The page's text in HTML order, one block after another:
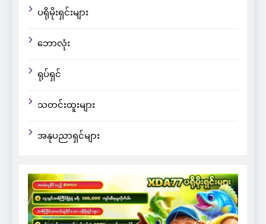
ပရိုမိုးရှင်းများ
ဘောလုံး
ရုပ်ရှင်
သတင်းထူးများ
အနုပညာရှင်များ